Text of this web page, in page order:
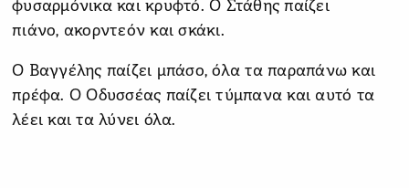
φυσαρμόνικα και κρυφτό. Ο Στάθης παίζει
πιάνο, ακορντεόν και σκάκι.
Ο Βαγγέλης παίζει μπάσο, όλα τα παραπάνω και
πρέφα. Ο Οδυσσέας παίζει τύμπανα και αυτό τα
λέει και τα λύνει όλα.